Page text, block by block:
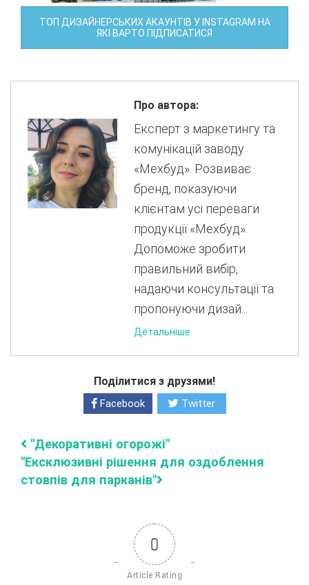
ТОП ДИЗАЙНЕРСЬКИХ АКАУНТІВ У INSTAGRAM НА
ЯКІ ВАРТО ПІДПИСАТИСЯ
Про автора:
Експерт з маркетингу та
комунікацій заводу
«Мехбуд». Розвиває
бренд, показуючи
клієнтам усі переваги
продукції «Мехбуд».
Допоможе зробити
правильний вибір,
надаючи консультації та
пропонуючи дизай...
Детальніше
Поділитися з друзями!
Facebook Twitter
"Декоративні огорожі"
"Ексклюзивні рішення для оздоблення
стовпів для парканів"
0
Article Rating